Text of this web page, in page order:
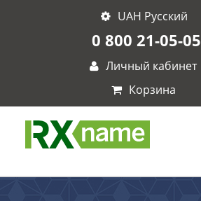
UAH Русский
0 800 21-05-05
Личный кабинет
Корзина